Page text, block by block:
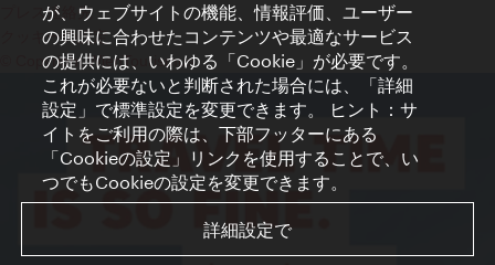
プレス連絡先
クッキーの設定
© Copyright WienTourismus
が、ウェブサイトの機能、情報評価、ユーザー
の興味に合わせたコンテンツや最適なサービス
の提供には、いわゆる「Cookie」が必要です。
これが必要ないと判断された場合には、「詳細
設定」で標準設定を変更できます。 ヒント：サ
イトをご利用の際は、下部フッターにある
「Cookieの設定」リンクを使用することで、い
つでもCookieの設定を変更できます。
詳細設定で